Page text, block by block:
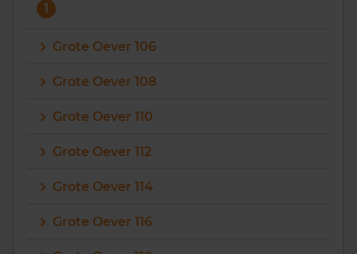
Maandag t/m vrijdag - 08:00 -18:00
1
Grote Oever 106
Grote Oever 108
Grote Oever 110
Grote Oever 112
Grote Oever 114
Grote Oever 116